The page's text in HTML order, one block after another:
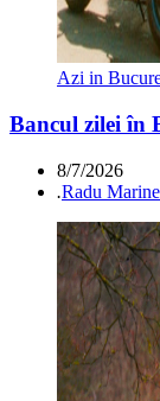
Azi in
Bancul zilei în
8/7/2026
.Radu